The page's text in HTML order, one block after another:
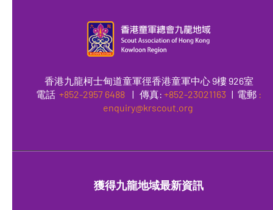
香港九龍柯士甸道童軍徑香港童軍中心 9樓 926室
電話 +852-2957 6488 | 傳真: +852-23021163 | 電郵 :
enquiry@krscout.org
獲得九龍地域最新資訊